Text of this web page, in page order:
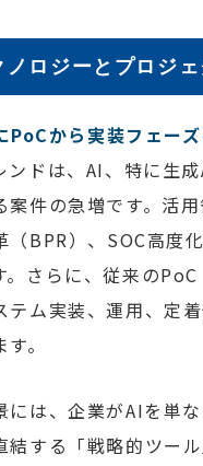
ロジーとプロジェ
PoCから実装フェー
ンドは、AI、特に生
案件の急増です。活
（BPR）、SOC高度
。さらに、従来の
テム実装、運用、定
。
には、企業がAIを単
結する「戦略的ツー